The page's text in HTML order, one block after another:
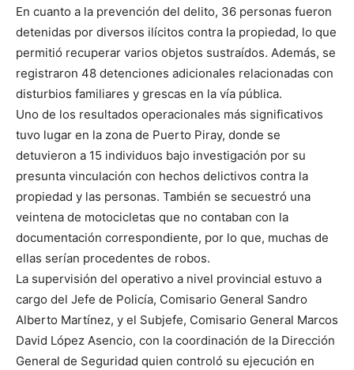
En cuanto a la prevención del delito, 36 personas fueron
detenidas por diversos ilícitos contra la propiedad, lo que
permitió recuperar varios objetos sustraídos. Además, se
registraron 48 detenciones adicionales relacionadas con
disturbios familiares y grescas en la vía pública.
Uno de los resultados operacionales más significativos
tuvo lugar en la zona de Puerto Piray, donde se
detuvieron a 15 individuos bajo investigación por su
presunta vinculación con hechos delictivos contra la
propiedad y las personas. También se secuestró una
veintena de motocicletas que no contaban con la
documentación correspondiente, por lo que, muchas de
ellas serían procedentes de robos.
La supervisión del operativo a nivel provincial estuvo a
cargo del Jefe de Policía, Comisario General Sandro
Alberto Martínez, y el Subjefe, Comisario General Marcos
David López Asencio, con la coordinación de la Dirección
General de Seguridad quien controló su ejecución en